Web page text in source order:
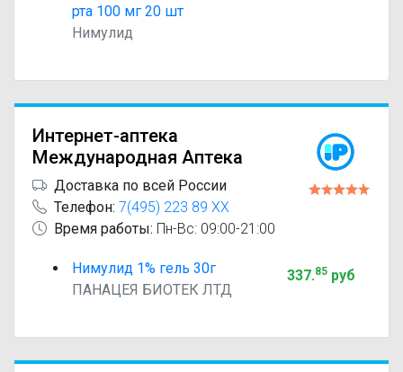
рта 100 мг 20 шт
Нимулид
Интернет-аптека
Международная Аптека
Доставка по всей России
Телефон: 7(495) 223 89 XX
Время работы: Пн-Вс: 09:00-21:00
Нимулид 1% гель 30г
ПАНАЦЕЯ БИОТЕК ЛТД
337.85руб